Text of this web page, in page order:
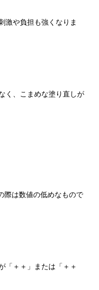
激や負担も強くなりま
く、こまめな塗り直しが
際は数値の低めなもので
「＋＋」または「＋＋